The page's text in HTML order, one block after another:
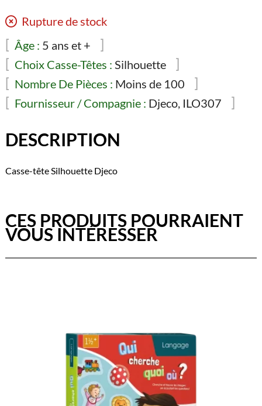
Rupture de stock
Âge : 5 ans et +
Choix Casse-Têtes : Silhouette
Nombre De Pièces : Moins de 100
Fournisseur / Compagnie : Djeco, ILO307
DESCRIPTION
Casse-tête Silhouette Djeco
CES PRODUITS POURRAIENT
VOUS INTÉRESSER